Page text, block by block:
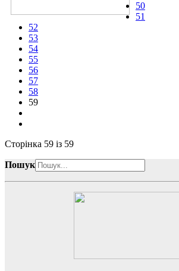
50
51
52
53
54
55
56
57
58
59
Сторінка 59 із 59
Пошук